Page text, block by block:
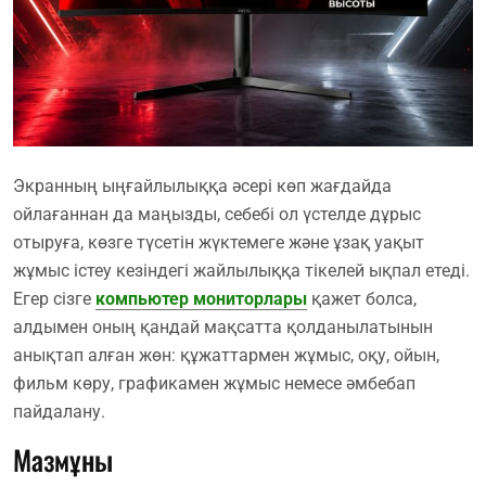
Экранның ыңғайлылыққа әсері көп жағдайда
ойлағаннан да маңызды, себебі ол үстелде дұрыс
отыруға, көзге түсетін жүктемеге және ұзақ уақыт
жұмыс істеу кезіндегі жайлылыққа тікелей ықпал етеді.
Егер сізге компьютер мониторлары қажет болса,
алдымен оның қандай мақсатта қолданылатынын
анықтап алған жөн: құжаттармен жұмыс, оқу, ойын,
фильм көру, графикамен жұмыс немесе әмбебап
пайдалану.
Мазмұны